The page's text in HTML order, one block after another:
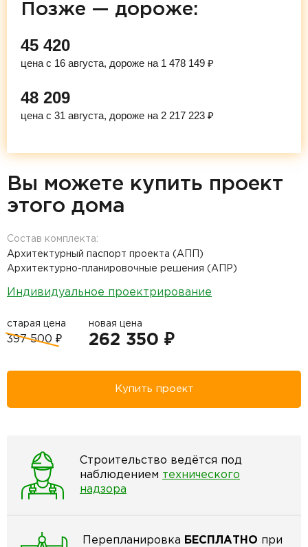
Позже — дороже:
45 420
цена с 16 августа, дороже на 1 478 149 ₽
48 209
цена с 31 августа, дороже на 2 217 223 ₽
Вы можете купить проект
этого дома
Состав комплекта:
Архитектурный паспорт проекта (АПП)
Архитектурно-планировочные решения (АПР)
Индивидуальное проектрирование
старая цена
397 500 ₽
новая цена
262 350 ₽
Купить проект
Строительство ведётся под
наблюдением технического
надзора
Перепланировка БЕСПЛАТНО при